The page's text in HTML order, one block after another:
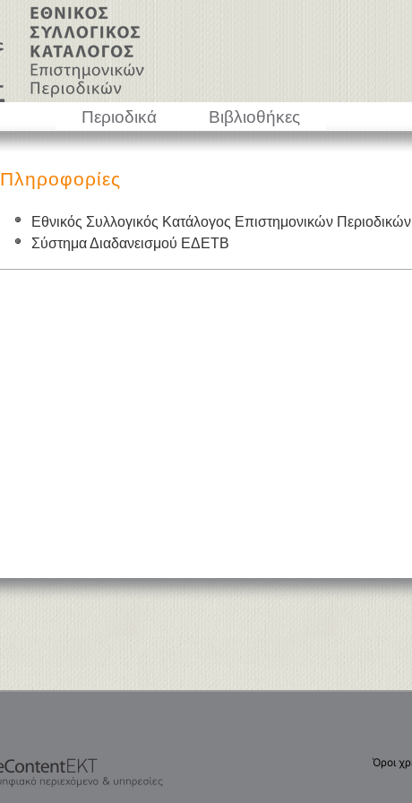
Περιοδικά Βιβλιοθήκες
Πληροφορίες
Εθνικός Συλλογικός Κατάλογος Επιστημονικών Περιοδικών
Σύστημα Διαδανεισμού ΕΔΕΤΒ